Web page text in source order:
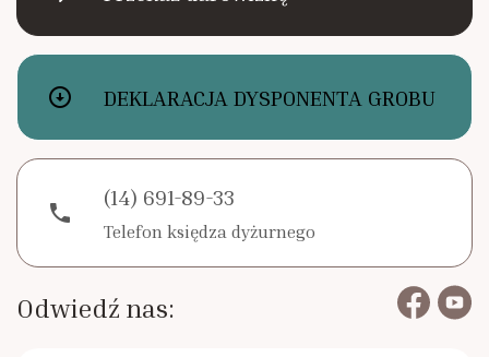
arrow_circle_down DEKLARACJA DYSPONENTA GROBU
phone
(14) 691-89-33
Telefon księdza dyżurnego
Odwiedź nas: